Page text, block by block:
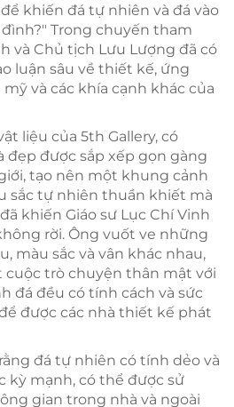
khiến đá tự nhiên và đá vào
Trong chuyến tham
và Chủ tịch Lưu Lượng đã có
luận sâu về thiết kế, ứng
và các khía cạnh khác của
liệu của 5th Gallery, có
đẹp được sắp xếp gọn gàng
tạo nên một khung cảnh
sắc tự nhiên thuần khiết mà
khiến Giáo sư Lục Chí Vinh
rời. Ông vuốt ve những
màu sắc và vân khác nhau,
trò chuyện thân mật với
đá đều có tính cách và sức
được các nhà thiết kế phát
đá tự nhiên có tính dẻo và
kỳ mạnh, có thể được sử
gian trong nhà và ngoài